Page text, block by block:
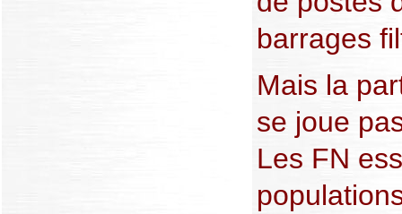
barrages
Mais la
se joue
Les FN